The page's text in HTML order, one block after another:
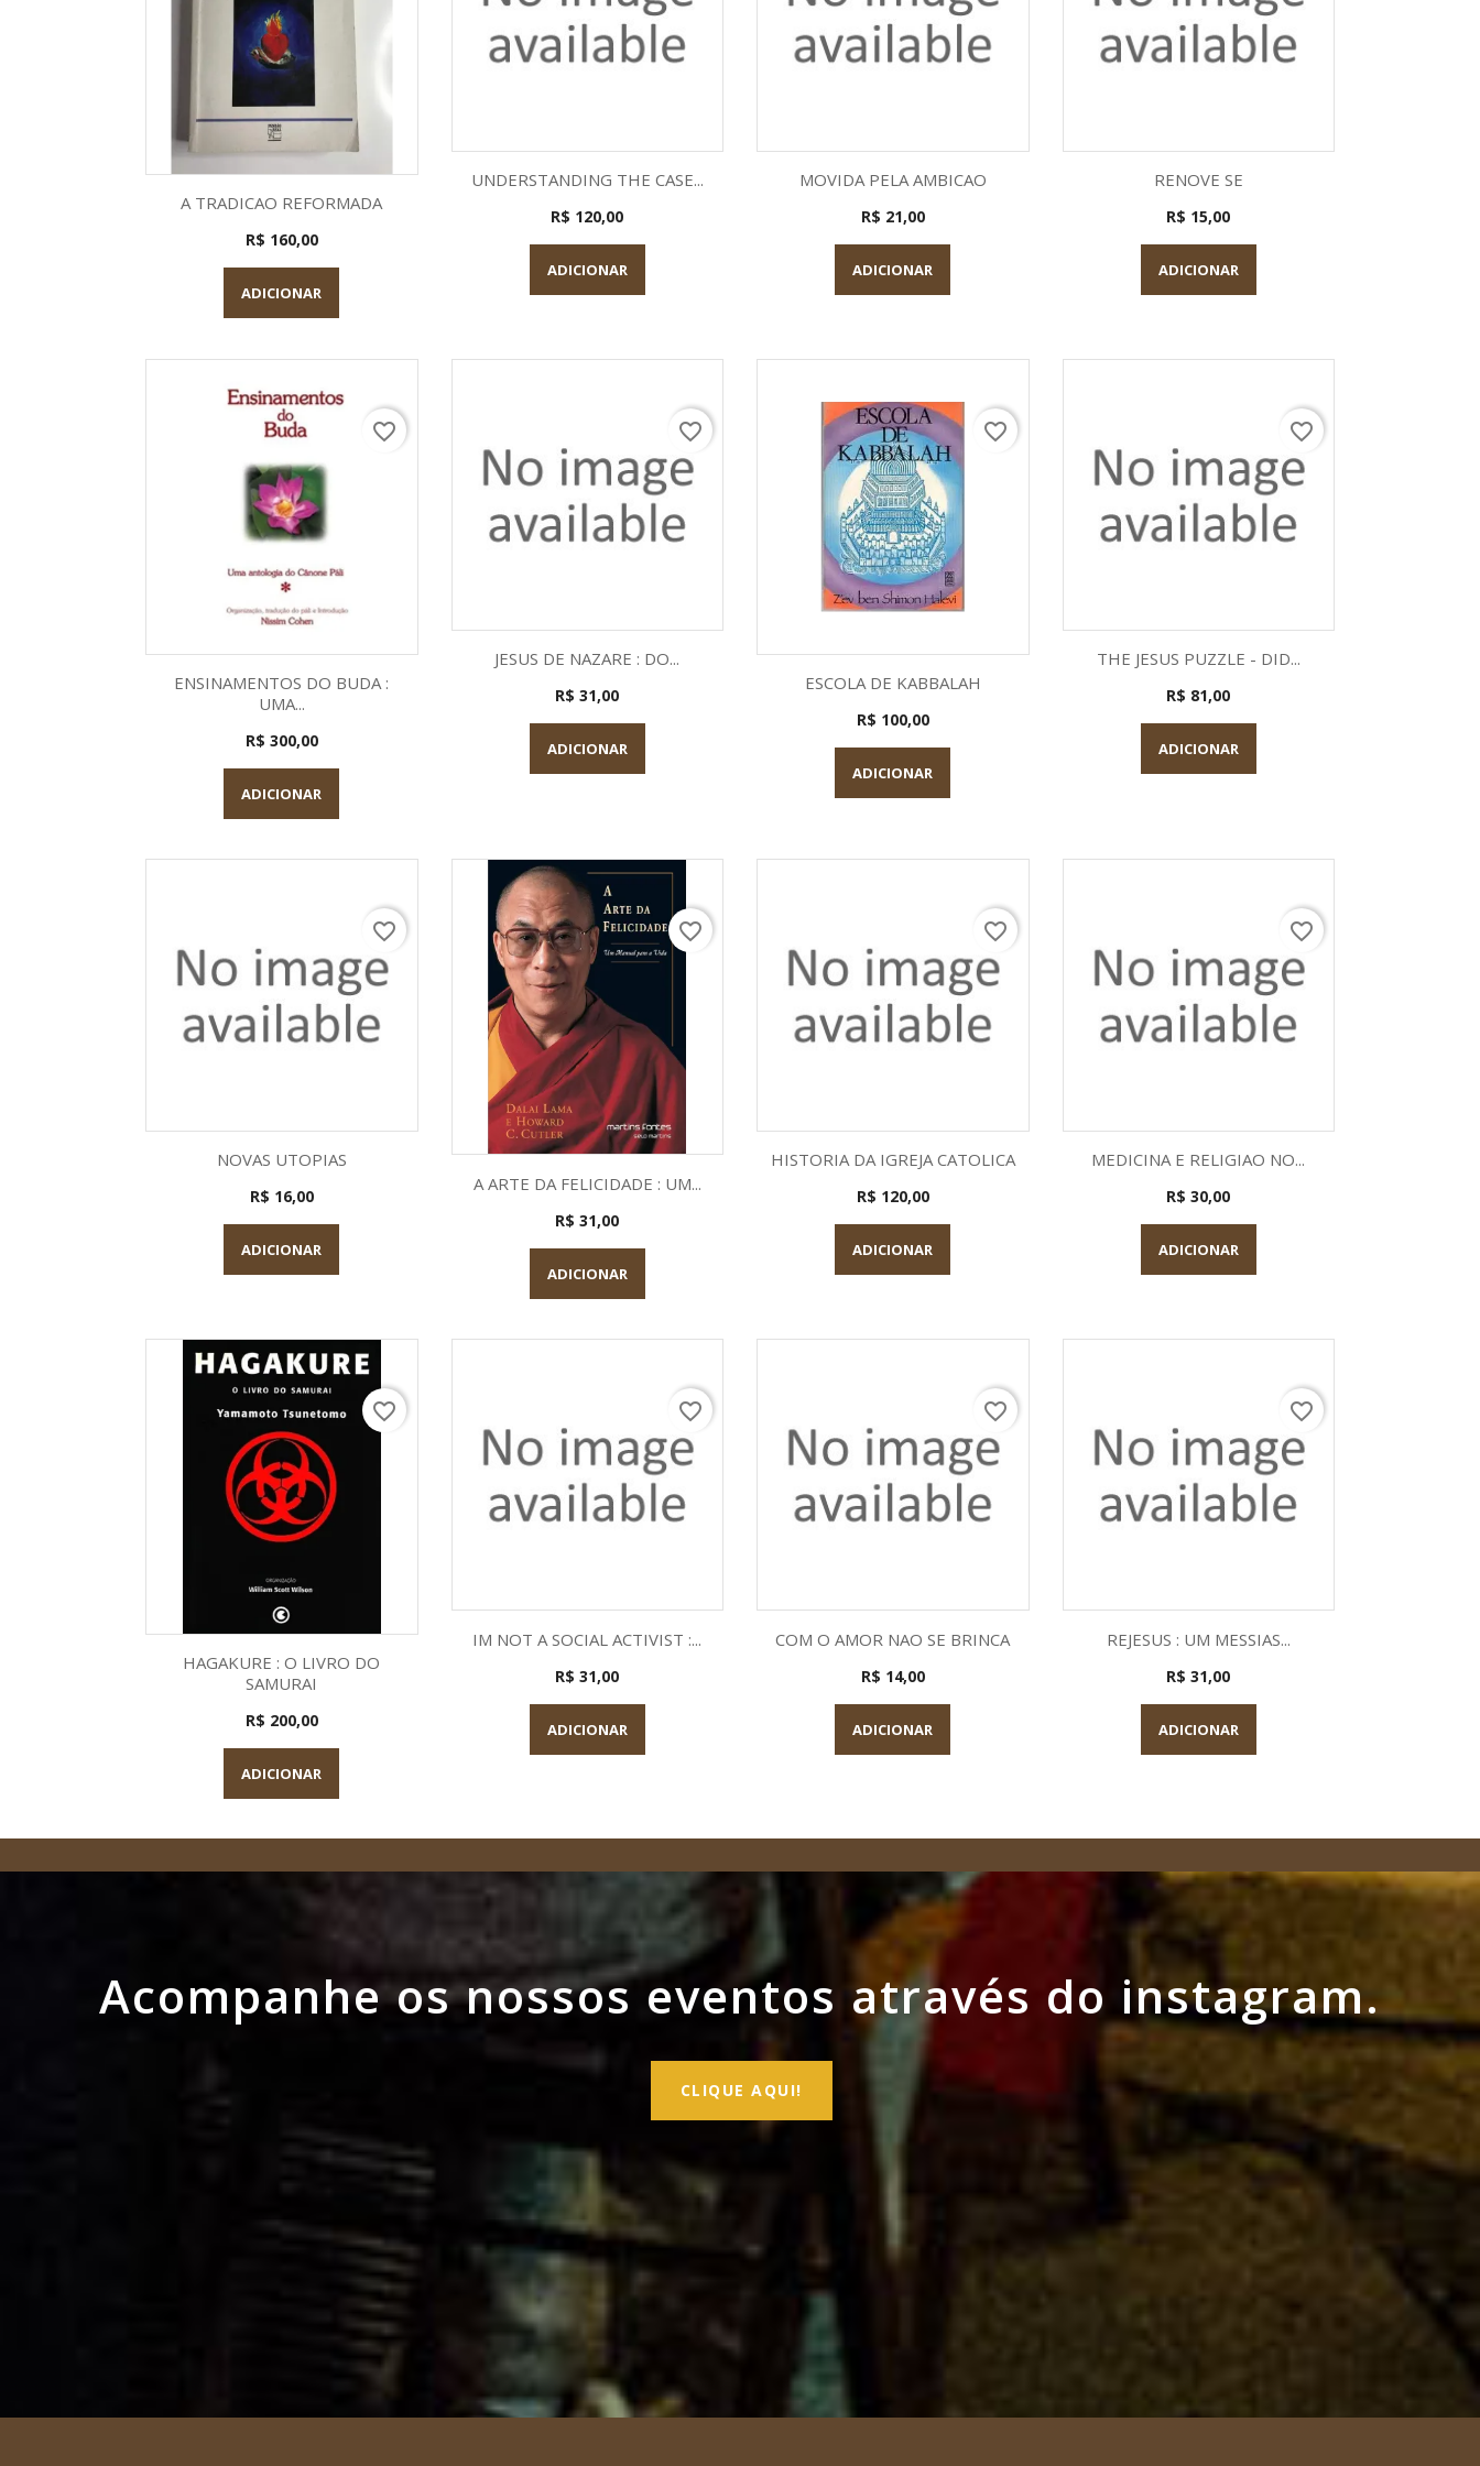
Visualização rápida
A TRADICAO REFORMADA
R$ 160,00
ADICIONAR
Visualização rápida
UNDERSTANDING THE CASE...
R$ 120,00
ADICIONAR
Visualização rápida
MOVIDA PELA AMBICAO
R$ 21,00
ADICIONAR
Visualização rápida
RENOVE SE
R$ 15,00
ADICIONAR
Visualização rápida
ENSINAMENTOS DO BUDA :
UMA...
R$ 300,00
ADICIONAR
favorite_border
Visualização rápida
JESUS DE NAZARE : DO...
R$ 31,00
ADICIONAR
favorite_border
Visualização rápida
ESCOLA DE KABBALAH
R$ 100,00
ADICIONAR
favorite_border
 Visualização rápida
THE JESUS PUZZLE - DID...
R$ 81,00
ADICIONAR
favorite_border
Visualização rápida
NOVAS UTOPIAS
R$ 16,00
ADICIONAR
favorite_border
Visualização rápida
A ARTE DA FELICIDADE : UM...
R$ 31,00
ADICIONAR
favorite_border
Visualização rápida
HISTORIA DA IGREJA CATOLICA
R$ 120,00
ADICIONAR
favorite_border
Visualização rápida
MEDICINA E RELIGIAO NO...
R$ 30,00
ADICIONAR
favorite_border
Visualização rápida
HAGAKURE : O LIVRO DO
SAMURAI
R$ 200,00
ADICIONAR
favorite_border
Visualização rápida
IM NOT A SOCIAL ACTIVIST :...
R$ 31,00
ADICIONAR
favorite_border
Visualização rápida
COM O AMOR NAO SE BRINCA
R$ 14,00
ADICIONAR
favorite_border
Visualização rápida
REJESUS : UM MESSIAS...
R$ 31,00
ADICIONAR
favorite_border
Acompanhe os nossos eventos através do instagram.
CLIQUE AQUI!